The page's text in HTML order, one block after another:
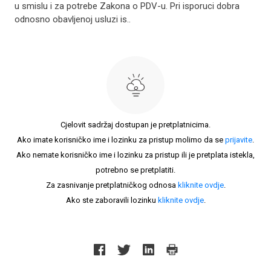
u smislu i za potrebe Zakona o PDV-u. Pri isporuci dobra
odnosno obavljenoj usluzi is..
Cjelovit sadržaj dostupan je pretplatnicima.
Ako imate korisničko ime i lozinku za pristup molimo da se prijavite.
Ako nemate korisničko ime i lozinku za pristup ili je pretplata istekla,
potrebno se pretplatiti.
Za zasnivanje pretplatničkog odnosa kliknite ovdje.
Ako ste zaboravili lozinku kliknite ovdje.